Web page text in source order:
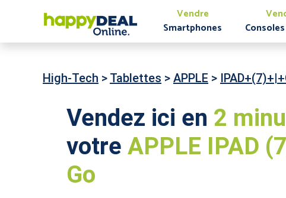
Vendre
Smartphones
High-Tech > Tablettes > APPLE >
Vendez ici en 2
votre APPLE IPAD
Go